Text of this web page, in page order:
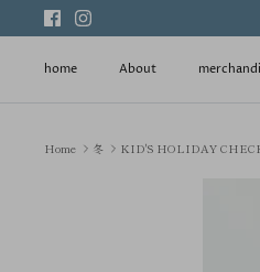
to
home About
Home 冬 KID'S HOLIDAY